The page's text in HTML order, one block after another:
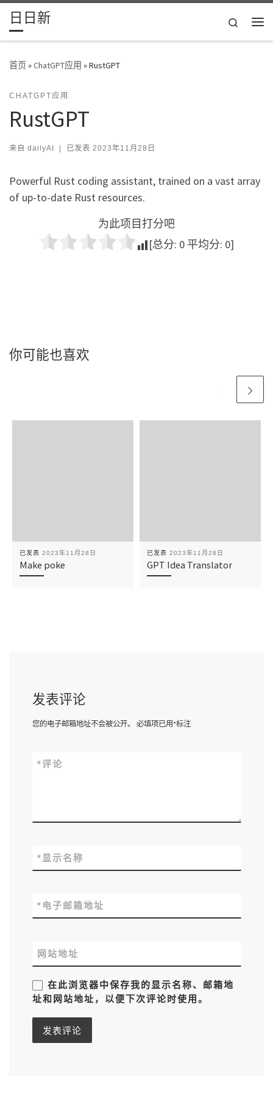
Skip to content
日日新
Search
首页»ChatGPT应用 »RustGPT
CHATGPT应用
RustGPT
来自 dailyAI | 已发表 2023年11月28日
Powerful Rust coding assistant, trained on a vast array
of up-to-date Rust resources.
为此项目打分吧
[总分: 0 平均分: 0]
你可能也喜欢
已发表 2023年11月28日
Make poke
已发表 2023年11月28日
GPT Idea Translator
发表评论
您的电子邮箱地址不会被公开。 必填项已用*标注
评论
*
显示名称
*
电子邮箱地址
*
网站地址
在此浏览器中保存我的显示名称、邮箱地
址和网站地址，以便下次评论时使用。